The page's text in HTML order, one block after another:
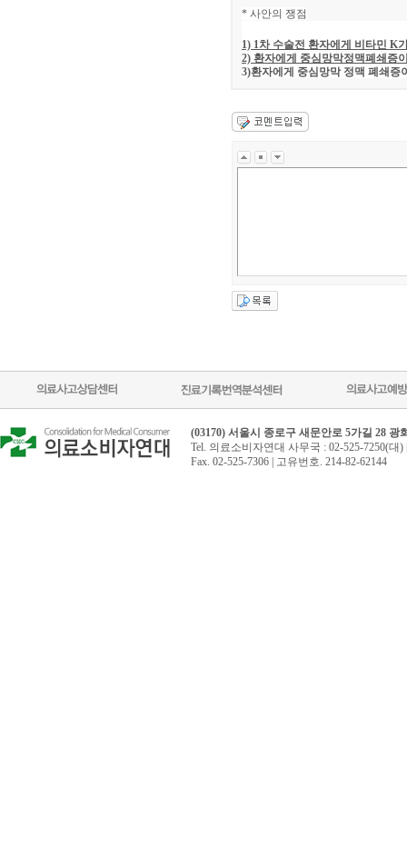
* 사안의 쟁점
1) 1차 수술전 환자에게 비타민 K
2) 환자에게 중심망막정맥폐쇄증
3)환자에게 중심망막 정맥 폐쇄증
(03170) 서울시 종로구 새문안로 5가길 28 광
Tel. 의료소비자연대 사무국 : 02-525-7250(대
Fax. 02-525-7306 | 고유번호. 214-82-62144